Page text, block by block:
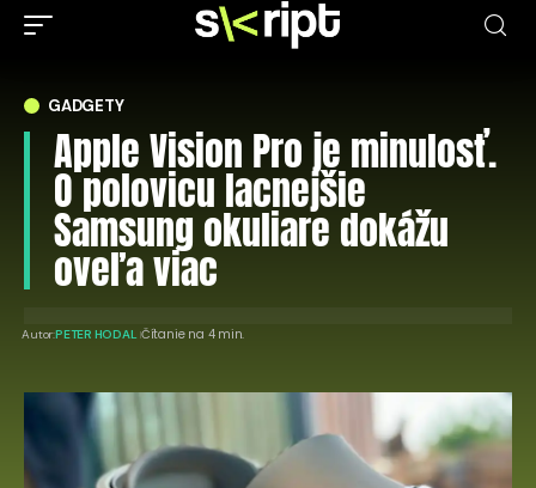
GADGETY
Apple Vision Pro je minulosť.
O polovicu lacnejšie
Samsung okuliare dokážu
oveľa viac
Autor:PETER HODAL Čítanie na 4 min.